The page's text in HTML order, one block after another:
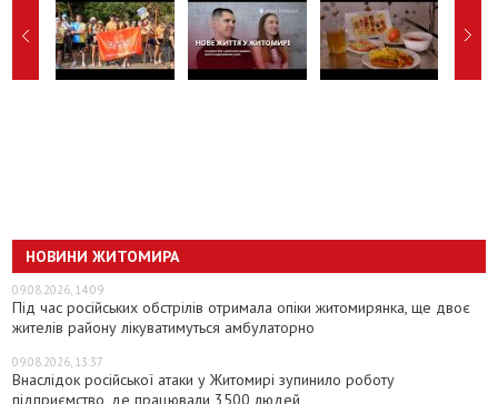
НОВИНИ ЖИТОМИРА
09.08.2026, 14:09
Під час російських обстрілів отримала опіки житомирянка, ще двоє
жителів району лікуватимуться амбулаторно
09.08.2026, 13:37
Внаслідок російської атаки у Житомирі зупинило роботу
підприємство, де працювали 3500 людей